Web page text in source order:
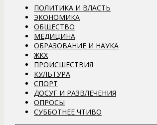
ПОЛИТИКА И ВЛАСТЬ
ЭКОНОМИКА
ОБЩЕСТВО
МЕДИЦИНА
ОБРАЗОВАНИЕ И НАУКА
ЖКХ
ПРОИСШЕСТВИЯ
КУЛЬТУРА
СПОРТ
ДОСУГ И РАЗВЛЕЧЕНИЯ
ОПРОСЫ
СУББОТНЕЕ ЧТИВО